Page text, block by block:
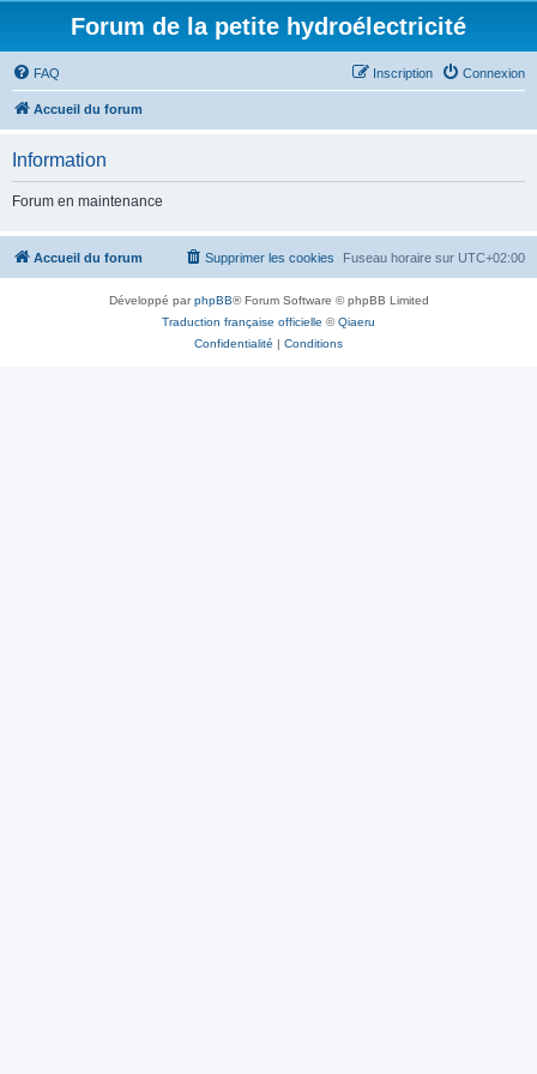
Forum de la petite hydroélectricité
FAQ Connexion
Inscription
Accueil du forum
Information
Forum en maintenance
Accueil du forum Fuseau horaire sur UTC+02:00
Supprimer les cookies
Développé parphpBB® Forum Software © phpBB Limited
Traduction française officielle ©Qiaeru
Confidentialité | Conditions